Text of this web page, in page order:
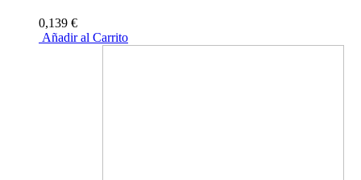
0,139 €
Añadir al Carrito